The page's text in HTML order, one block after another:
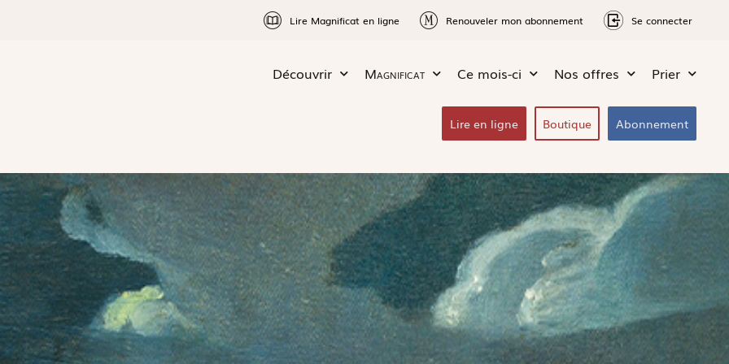
Lire Magnificat en ligne Renouveler mon abonnement Se connecter
Découvrir Magnificat Ce mois-ci Nos offres Prier
Lire en ligne Boutique Abonnement